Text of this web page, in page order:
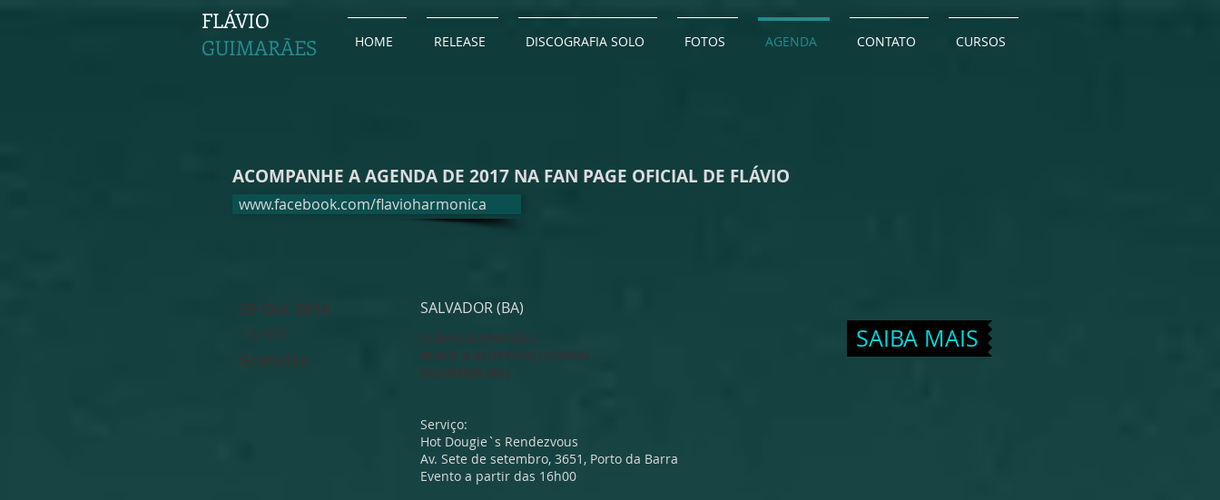
HOME RELEASE DISCOGRAFIA SOLO FOTOS AGENDA CONTATO CURSOS
FLÁVIO
GUIMARÃES
ACOMPANHE A AGENDA DE 2017 NA FAN PAGE OFICIAL DE FLÁVIO
www.facebook.com/flavioharmonica
29 Oct 2016
16H00
Gratuito
SALVADOR (BA)
FLÁVIO GUIMARÃES
BLACK & BLUES HALLOWEEN
SALVADOR (BA)
Serviço:
Hot Dougie`s Rendezvous
Av. Sete de setembro, 3651, Porto da Barra
Evento a partir das 16h00
SAIBA MAIS